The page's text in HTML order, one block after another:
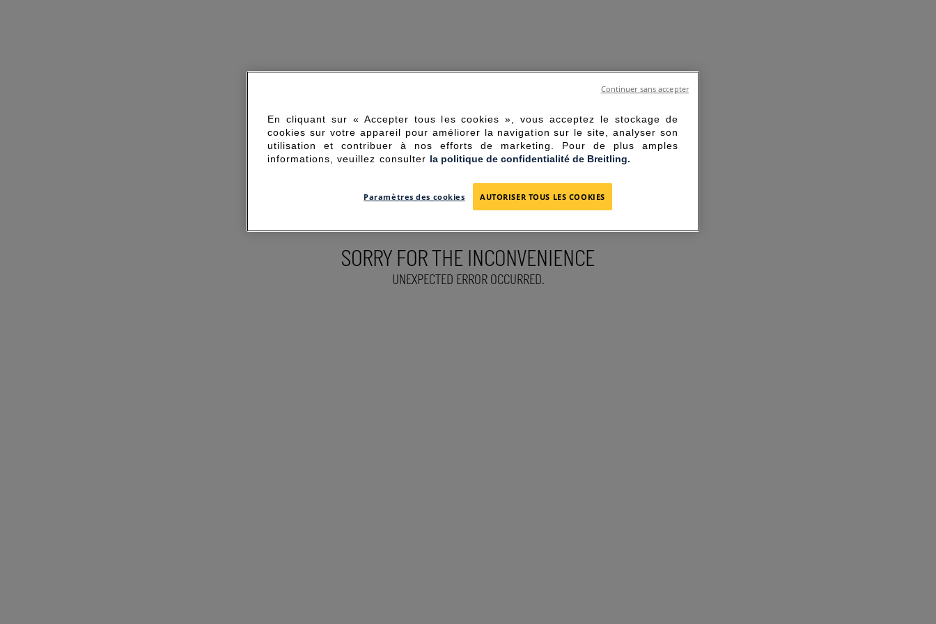
SORRY FOR THE INCONVENIENCE
UNEXPECTED ERROR OCCURRED.
En cliquant sur « Accepter tous les cookies », vous acceptez le stockage de
cookies sur votre appareil pour améliorer la navigation sur le site, analyser son
utilisation et contribuer à nos efforts de marketing. Pour de plus amples
informations, veuillez consulter la politique de confidentialité de Breitling.
Paramètres des cookies AUTORISER TOUS LES COOKIES
Continuer sans accepter